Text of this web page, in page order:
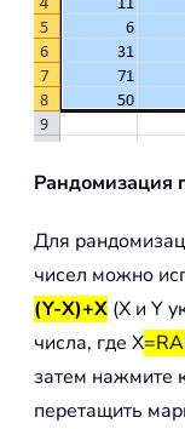
Рандомизация
Для
чисел можно
(Y-X)+X (X и Y
числа, где X
затем нажмите
перетащить